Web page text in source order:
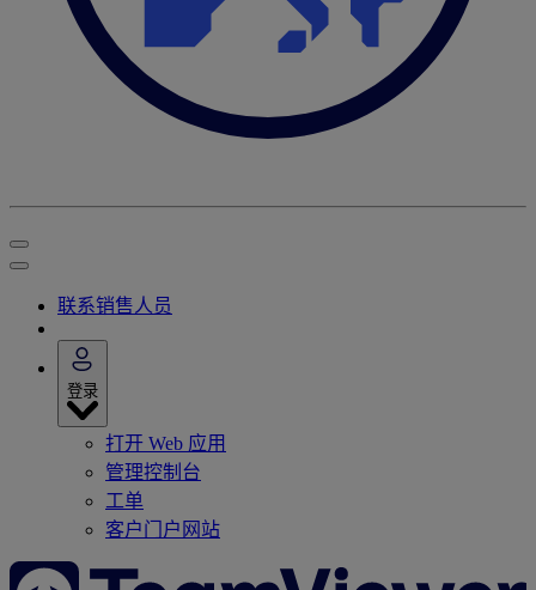
联系销售人员
登录
打开 Web 应用
管理控制台
工单
客户门户网站